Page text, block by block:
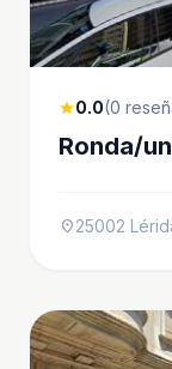
star0.0(0
Ronda/
location_on25002